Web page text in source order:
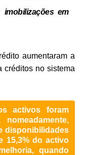
em
aumentaram a
créditos no sistema
activos foram
disponibilidades
15,3% do activo
quando